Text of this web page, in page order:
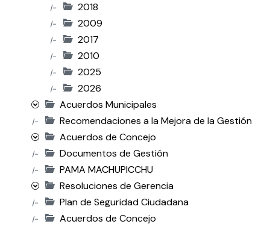
|- 2018
|- 2009
|- 2017
|- 2010
|- 2025
|-
2026
Acuerdos Municipales
|-
Recomendaciones a la Mejora de la Gestión
Acuerdos de Concejo
|- Documentos de Gestión
|-
PAMA MACHUPICCHU
Resoluciones de Gerencia
|- Plan de Seguridad Ciudadana
|- Acuerdos de Concejo